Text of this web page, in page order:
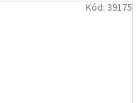
Kód: 39175